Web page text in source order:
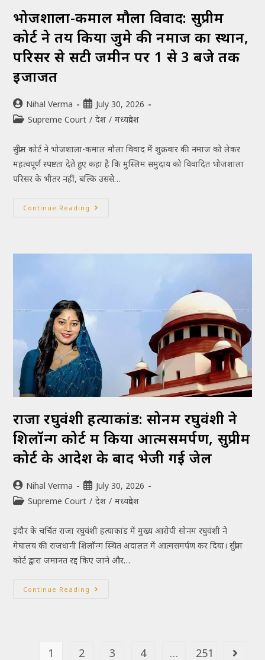
भोजशाला-कमाल मौला विवाद: सुप्रीम
कोर्ट ने तय किया जुमे की नमाज का स्थान,
परिसर से सटी जमीन पर 1 से 3 बजे तक
इजाजत
Nihal Verma
July 30, 2026
Supreme Court / देश / मध्यप्रदेश
सुप्रीम कोर्ट ने भोजशाला-कमाल मौला विवाद में शुक्रवार की नमाज को लेकर
महत्वपूर्ण स्पष्टता देते हुए कहा है कि मुस्लिम समुदाय को विवादित भोजशाला
परिसर के भीतर नहीं, बल्कि उससे…
Continue Reading
राजा रघुवंशी हत्याकांड: सोनम रघुवंशी ने
शिलॉन्ग कोर्ट में किया आत्मसमर्पण, सुप्रीम
कोर्ट के आदेश के बाद भेजी गई जेल
Nihal Verma
July 30, 2026
Supreme Court / देश / मध्यप्रदेश
इंदौर के चर्चित राजा रघुवंशी हत्याकांड में मुख्य आरोपी सोनम रघुवंशी ने
मेघालय की राजधानी शिलॉन्ग स्थित अदालत में आत्मसमर्पण कर दिया। सुप्रीम
कोर्ट द्वारा जमानत रद्द किए जाने और…
Continue Reading
1 2 3 4 … 251